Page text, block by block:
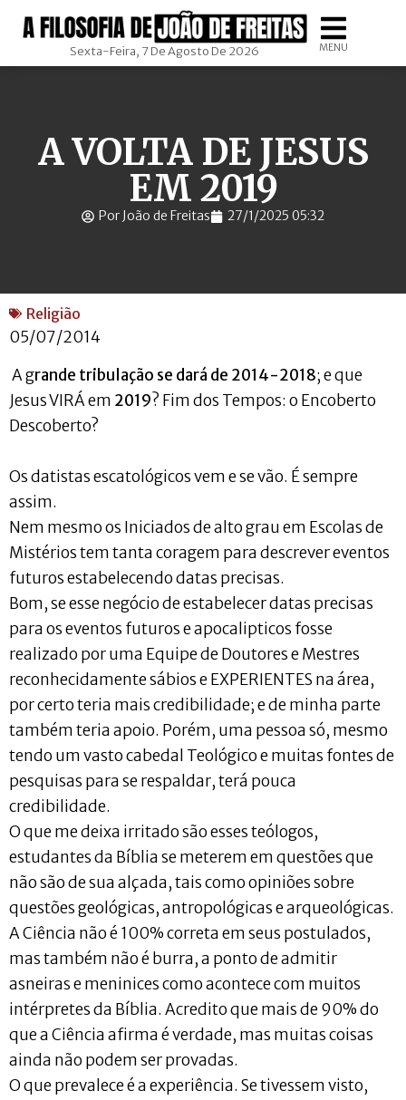
Sexta-Feira, 7 De Agosto De 2026 MENU
A VOLTA DE JESUS
EM 2019
Por João de Freitas 27/1/2025 05:32
Religião
05/07/2014
A grande tribulação se dará de 2014-2018; e que
Jesus VIRÁ em 2019? Fim dos Tempos: o Encoberto
Descoberto?
Os datistas escatológicos vem e se vão. É sempre
assim.
Nem mesmo os Iniciados de alto grau em Escolas de
Mistérios tem tanta coragem para descrever eventos
futuros estabelecendo datas precisas.
Bom, se esse negócio de estabelecer datas precisas
para os eventos futuros e apocalipticos fosse
realizado por uma Equipe de Doutores e Mestres
reconhecidamente sábios e EXPERIENTES na área,
por certo teria mais credibilidade; e de minha parte
também teria apoio. Porém, uma pessoa só, mesmo
tendo um vasto cabedal Teológico e muitas fontes de
pesquisas para se respaldar, terá pouca
credibilidade.
O que me deixa irritado são esses teólogos,
estudantes da Bíblia se meterem em questões que
não são de sua alçada, tais como opiniões sobre
questões geológicas, antropológicas e arqueológicas.
A Ciência não é 100% correta em seus postulados,
mas também não é burra, a ponto de admitir
asneiras e meninices como acontece com muitos
intérpretes da Bíblia. Acredito que mais de 90% do
que a Ciência afirma é verdade, mas muitas coisas
ainda não podem ser provadas.
O que prevalece é a experiência. Se tivessem visto,